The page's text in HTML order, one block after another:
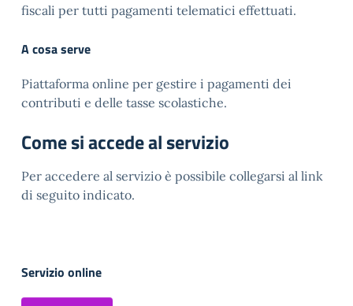
fiscali per tutti pagamenti telematici effettuati.
A cosa serve
Piattaforma online per gestire i pagamenti dei
contributi e delle tasse scolastiche.
Come si accede al servizio
Per accedere al servizio è possibile collegarsi al link
di seguito indicato.
Servizio online